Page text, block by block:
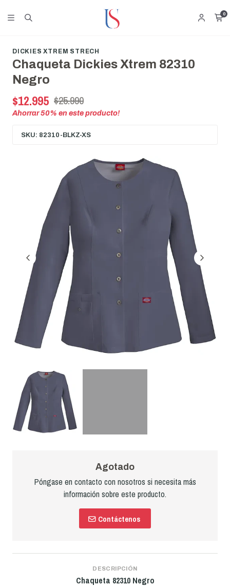
0
DICKIES XTREM STRECH
Chaqueta Dickies Xtrem 82310
Negro
$12.995 $25.990
Ahorrar50% en este producto!
SKU: 82310-BLKZ-XS
Agotado
Póngase en contacto con nosotros si necesita más
información sobre este producto.
Contáctenos
DESCRIPCIÓN
Chaqueta 82310 Negro